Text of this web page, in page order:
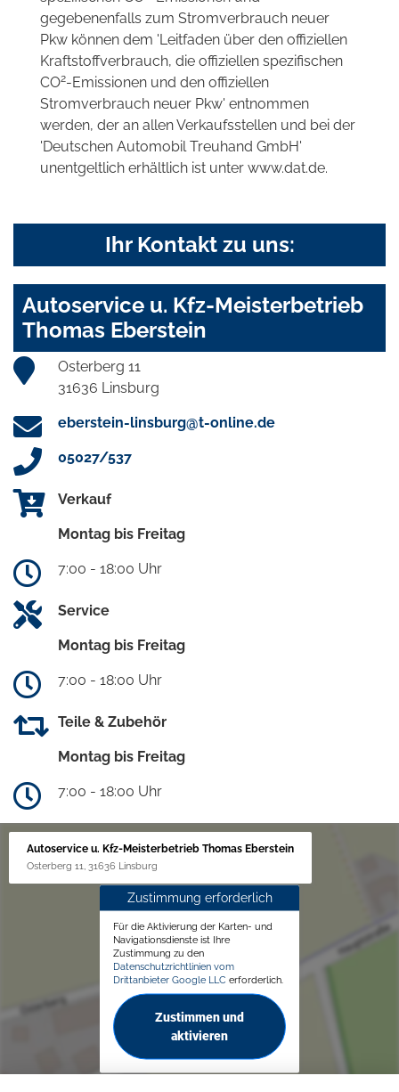
gegebenenfalls zum Stromverbrauch neuer
Pkw können dem 'Leitfaden über den offiziellen
Kraftstoffverbrauch, die offiziellen spezifischen
CO2-Emissionen und den offiziellen
Stromverbrauch neuer Pkw' entnommen
werden, der an allen Verkaufsstellen und bei der
'Deutschen Automobil Treuhand GmbH'
unentgeltlich erhältlich ist unter www.dat.de.
Ihr Kontakt zu uns:
Autoservice u. Kfz-Meisterbetrieb
Thomas Eberstein
Osterberg 11
31636 Linsburg
eberstein-linsburg@t-online.de
05027/537
Verkauf
Montag bis Freitag
7:00 - 18:00 Uhr
Service
Montag bis Freitag
7:00 - 18:00 Uhr
Teile & Zubehör
Montag bis Freitag
7:00 - 18:00 Uhr
Autoservice u. Kfz-Meisterbetrieb Thomas Eberstein
Osterberg 11, 31636 Linsburg
Zustimmung erforderlich
Für die Aktivierung der Karten- und
Navigationsdienste ist Ihre
Zustimmung zu den
Datenschutzrichtlinien vom
Drittanbieter Google LLC erforderlich.
Zustimmen und
aktivieren